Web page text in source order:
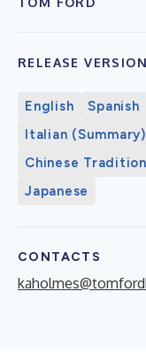
RELEASE
English Spanish
Italian (Summary)
Chinese
Japanese
CONTACTS